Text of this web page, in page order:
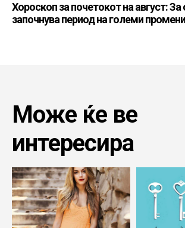
Хороскоп за почетокот на август: За
започнува период на големи промени
Може ќе ве
интересира